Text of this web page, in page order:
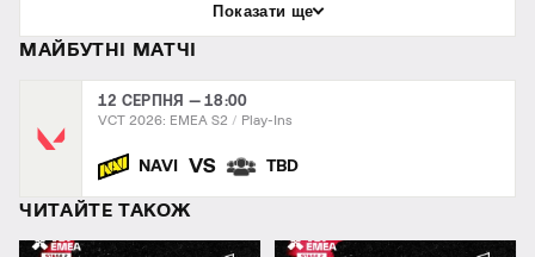
Показати ще
МАЙБУТНІ МАТЧІ
12 СЕРПНЯ — 18:00
VCT 2026: EMEA S2 Play-Ins
NAVI VS TBD
ЧИТАЙТЕ ТАКОЖ